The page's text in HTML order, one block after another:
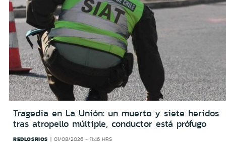
Tragedia en La Unión: un muerto y siete heridos
tras atropello múltiple, conductor está prófugo
REDLOSRIOS 01/08/2026 - 11:46 HRS